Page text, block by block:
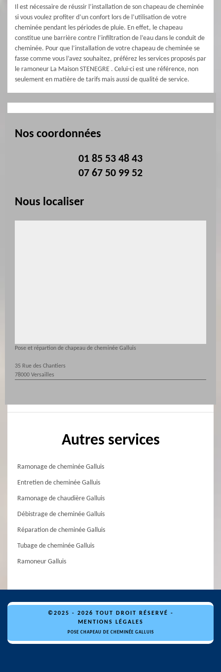
Il est nécessaire de réussir l’installation de son chapeau de cheminée
si vous voulez profiter d’un confort lors de l’utilisation de votre
cheminée pendant les périodes de pluie. En effet, le chapeau
constitue une barrière contre l’infiltration de l’eau dans le conduit de
cheminée. Pour que l’installation de votre chapeau de cheminée se
fasse comme vous l’avez souhaitez, préférez les services proposés par
le ramoneur La Maison STENEGRE . Celui-ci est une référence, non
seulement en matière de tarifs mais aussi de qualité de service.
Nos coordonnées
01 85 53 48 43
07 67 50 99 52
Nous localiser
Pose et répartion de chapeau de cheminée Galluis
35 Rue des Chantiers
78000 Versailles
Autres services
Ramonage de cheminée Galluis
Entretien de cheminée Galluis
Ramonage de chaudière Galluis
Débistrage de cheminée Galluis
Réparation de cheminée Galluis
Tubage de cheminée Galluis
Ramoneur Galluis
©2025 - 2026 TOUT DROIT RÉSERVÉ -
MENTIONS LÉGALES
POSE CHAPEAU DE CHEMINÉE GALLUIS